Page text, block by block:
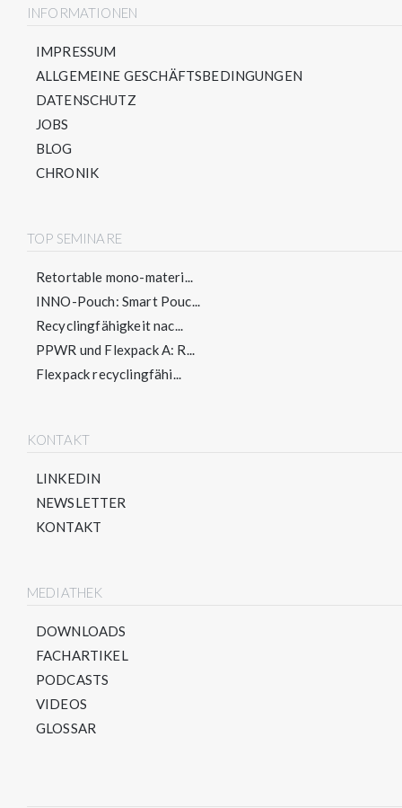
INFORMATIONEN
IMPRESSUM
ALLGEMEINE GESCHÄFTSBEDINGUNGEN
DATENSCHUTZ
JOBS
BLOG
CHRONIK
TOP SEMINARE
Retortable mono-materi...
INNO-Pouch: Smart Pouc...
Recyclingfähigkeit nac...
PPWR und Flexpack A: R...
Flexpack recyclingfähi...
KONTAKT
LINKEDIN
NEWSLETTER
KONTAKT
MEDIATHEK
DOWNLOADS
FACHARTIKEL
PODCASTS
VIDEOS
GLOSSAR